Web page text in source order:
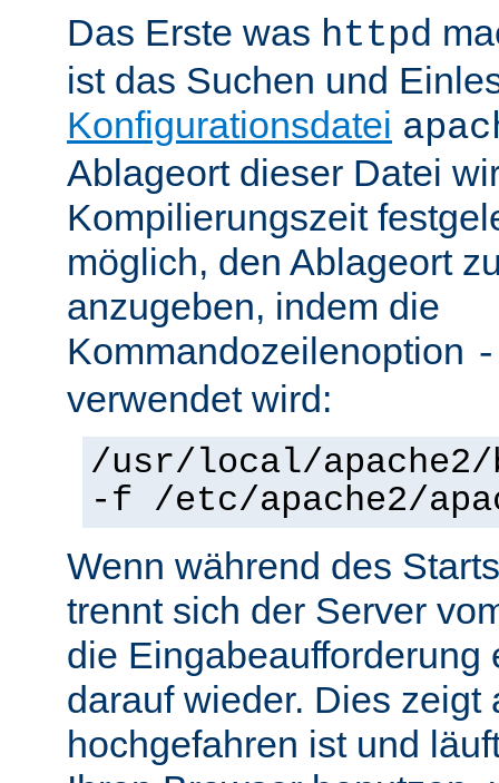
Das Erste was httpd
ist das Suchen und
Konfigurationsdatei
Ablageort dieser Datei
Kompilierungszeit
möglich, den Ablageort
anzugeben, indem die
Kommandozeilenoption
verwendet wird:
/usr/local/
-f /etc/apache2/
Wenn während des
trennt sich der Server
die Eingabeaufforderung
darauf wieder. Dies zeigt
hochgefahren ist und